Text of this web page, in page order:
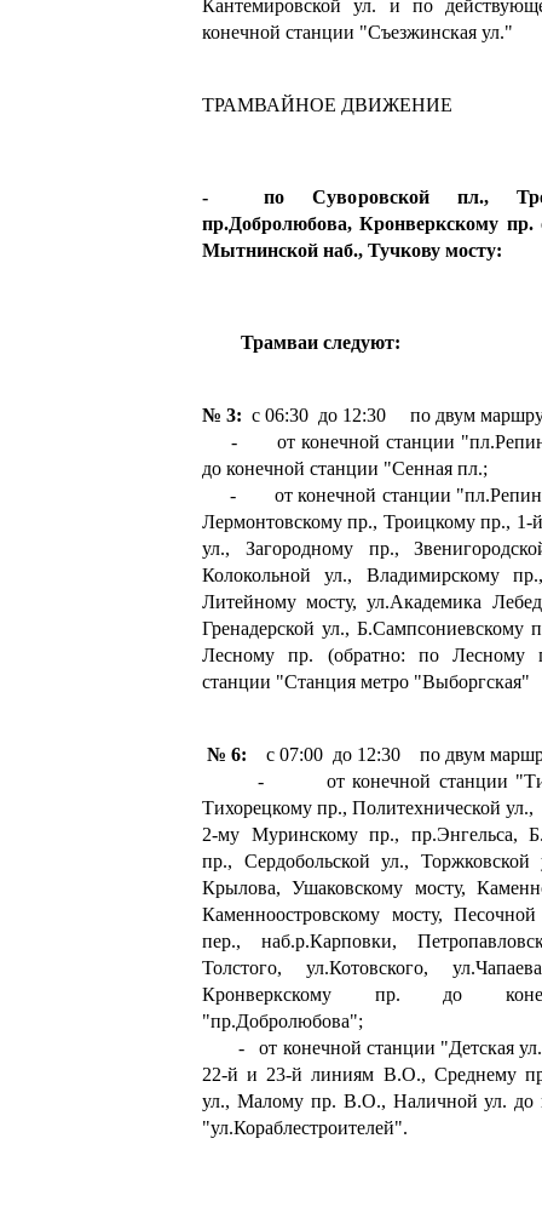
Кантемировской ул. и по
конечной станции "Съезжинская ул."
ТРАМВАЙНОЕ ДВИЖЕНИЕ
- по Суворовской пл.,
пр.Добролюбова, Кронверкскому пр.
Мытнинской наб., Тучкову мосту:
Трамваи следуют:
№ 3: с 06:30 до 12:30 по двум
- от конечной станции
до конечной станции "Сенная пл.;
- от конечной станции
Лермонтовскому пр., Троицкому пр., 1-
ул., Загородному пр.,
Колокольной ул., Владимирскому
Литейному мосту, ул.Академика
Гренадерской ул., Б.Сампсониевскому
Лесному пр. (обратно: по Лесному
станции "Станция метро "Выборгская"
№ 6: с 07:00 до 12:30 по двум
- от конечной станции
Тихорецкому пр., Политехнической ул.,
2-му Муринскому пр., пр.Энгельса,
пр., Сердобольской ул., Торжковской
Крылова, Ушаковскому мосту,
Каменноостровскому мосту,
пер., наб.р.Карповки,
Толстого, ул.Котовского,
Кронверкскому пр. до
"пр.Добролюбова";
- от конечной станции "Детская
22-й и 23-й линиям В.О., Среднему
ул., Малому пр. В.О., Наличной ул. до
"ул.Кораблестроителей".